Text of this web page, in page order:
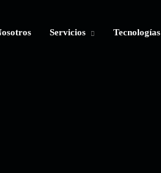
Servicios Tecnologías